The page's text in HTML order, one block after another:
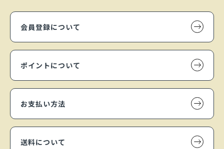
会員登録について
ポイントについて
お支払い方法
送料について